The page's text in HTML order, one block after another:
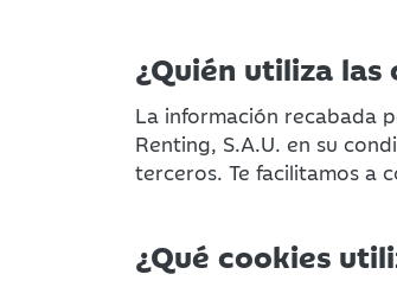
¿Quién utiliza
La información recabada
Renting, S.A.U. en su
terceros. Te facilitamos a
¿Qué cookies